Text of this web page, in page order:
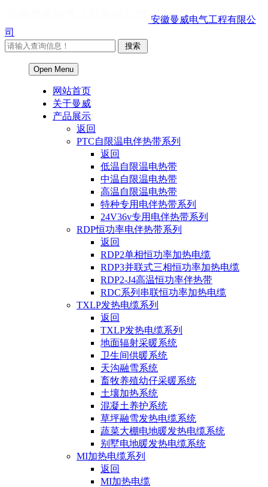
安徽曼威电气工程有限公
司
Open Menu
网站首页
关于曼威
产品展示
返回
PTC自限温电伴热带系列
返回
低温自限温电热带
中温自限温电热带
高温自限温电热带
特种专用电伴热带系列
24V36v专用电伴热带系列
RDP恒功率电伴热带系列
返回
RDP2单相恒功率加热电缆
RDP3并联式三相恒功率加热电缆
RDP2-J4高温恒功率伴热带
RDC系列串联恒功率加热电缆
TXLP发热电缆系列
返回
TXLP发热电缆系列
地面辐射采暖系统
卫生间供暖系统
天沟融雪系统
畜牧养殖幼仔采暖系统
土壤加热系统
混凝土养护系统
草坪融雪发热电缆系统
蔬菜大棚电地暖发热电缆系统
别墅电地暖发热电缆系统
MI加热电缆系列
返回
MI加热电缆